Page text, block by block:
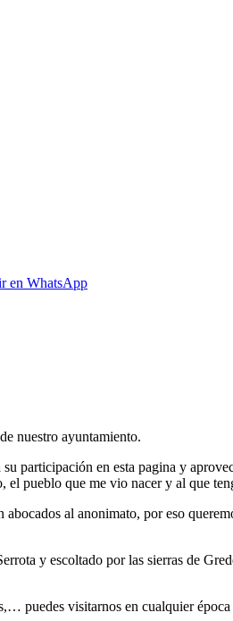
nuestro ayuntamiento.
participación en esta pagina y
pueblo que me vio nacer y al que
al anonimato, por eso
y escoltado por las sierras de
puedes visitarnos en cualquier